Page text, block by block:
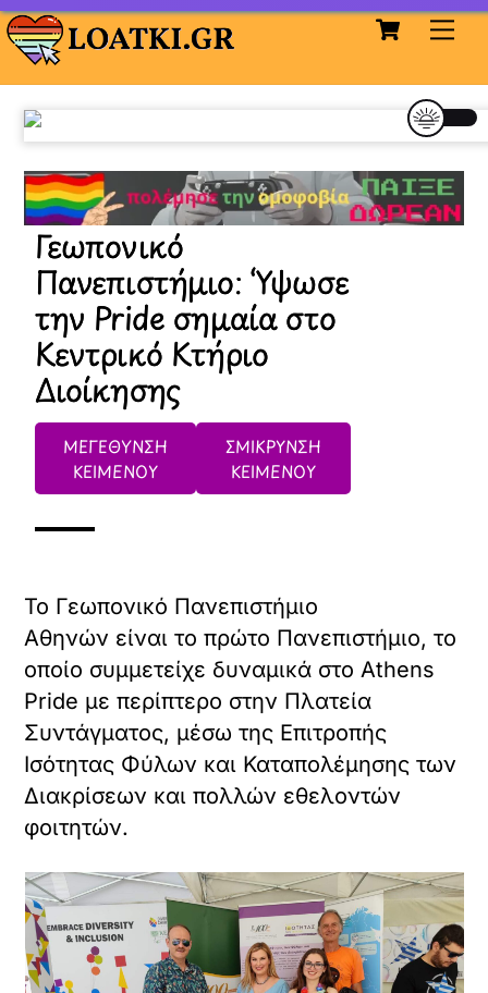
Skip
to
content
Cart
Γεωπονικό
Πανεπιστήμιο: ‘Υψωσε
την Pride σημαία στο
Κεντρικό Κτήριο
Διοίκησης
ΜΕΓΕΘΥΝΣΗ
ΚΕΙΜΕΝΟΥ
ΣΜΙΚΡΥΝΣΗ
ΚΕΙΜΕΝΟΥ
Το Γεωπονικό Πανεπιστήμιο
Αθηνών είναι το πρώτο Πανεπιστήμιο, το
οποίο συμμετείχε δυναμικά στο Athens
Pride με περίπτερο στην Πλατεία
Συντάγματος, μέσω της Επιτροπής
Ισότητας Φύλων και Καταπολέμησης των
Διακρίσεων και πολλών εθελοντών
φοιτητών.